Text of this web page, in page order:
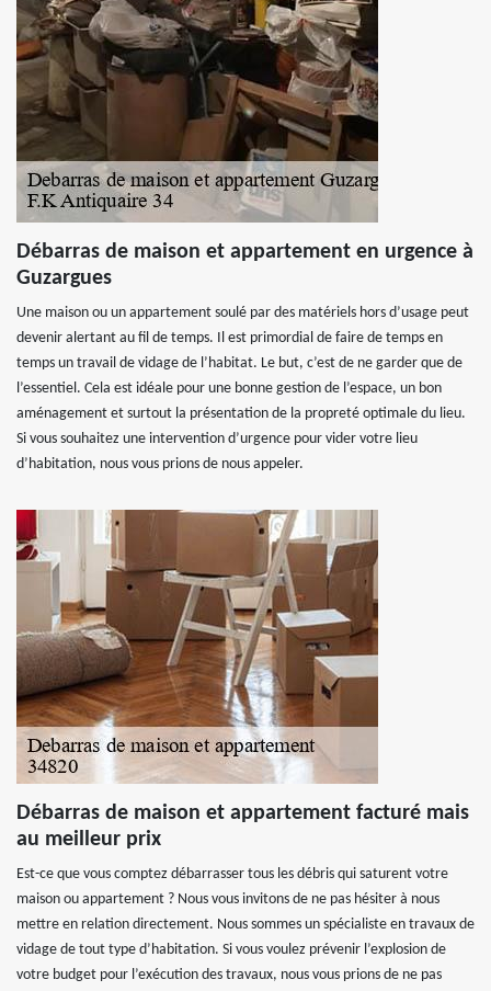
Débarras de maison et appartement en urgence à
Guzargues
Une maison ou un appartement soulé par des matériels hors d’usage peut
devenir alertant au fil de temps. Il est primordial de faire de temps en
temps un travail de vidage de l’habitat. Le but, c’est de ne garder que de
l’essentiel. Cela est idéale pour une bonne gestion de l’espace, un bon
aménagement et surtout la présentation de la propreté optimale du lieu.
Si vous souhaitez une intervention d’urgence pour vider votre lieu
d’habitation, nous vous prions de nous appeler.
Débarras de maison et appartement facturé mais
au meilleur prix
Est-ce que vous comptez débarrasser tous les débris qui saturent votre
maison ou appartement ? Nous vous invitons de ne pas hésiter à nous
mettre en relation directement. Nous sommes un spécialiste en travaux de
vidage de tout type d’habitation. Si vous voulez prévenir l’explosion de
votre budget pour l’exécution des travaux, nous vous prions de ne pas